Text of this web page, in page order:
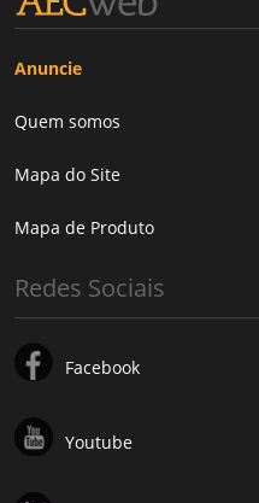
Anuncie
Quem somos
Mapa do Site
Mapa de Produto
Redes Sociais
Facebook
Youtube